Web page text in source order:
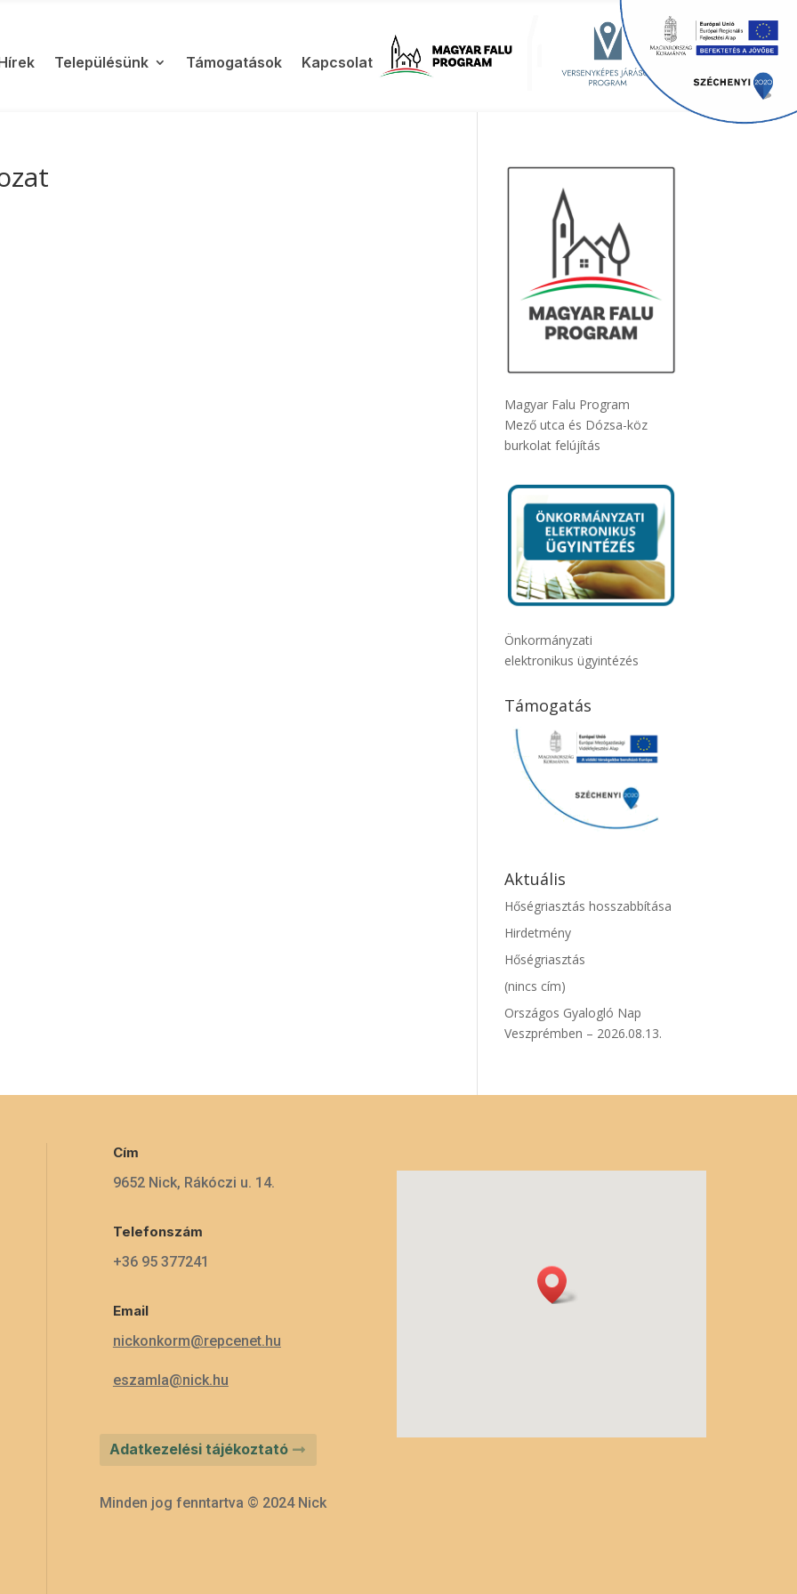
Településünk Támogatások Kapcsolat
Magyar Falu Program
Mező utca és Dózsa-köz
burkolat felújítás
Önkormányzati
elektronikus ügyintézés
Támogatás
Aktuális
Hőségriasztás hosszabbítása
Hirdetmény
Hőségriasztás
(nincs cím)
Országos Gyalogló Nap
Veszprémben – 2026.08.13.
Cím
9652 Nick, Rákóczi u. 14.
Telefonszám
+36 95 377241
Email
nickonkorm@repcenet.hu
eszamla@nick.hu
Adatkezelési tájékoztató
Minden jog fenntartva © 2024 Nick